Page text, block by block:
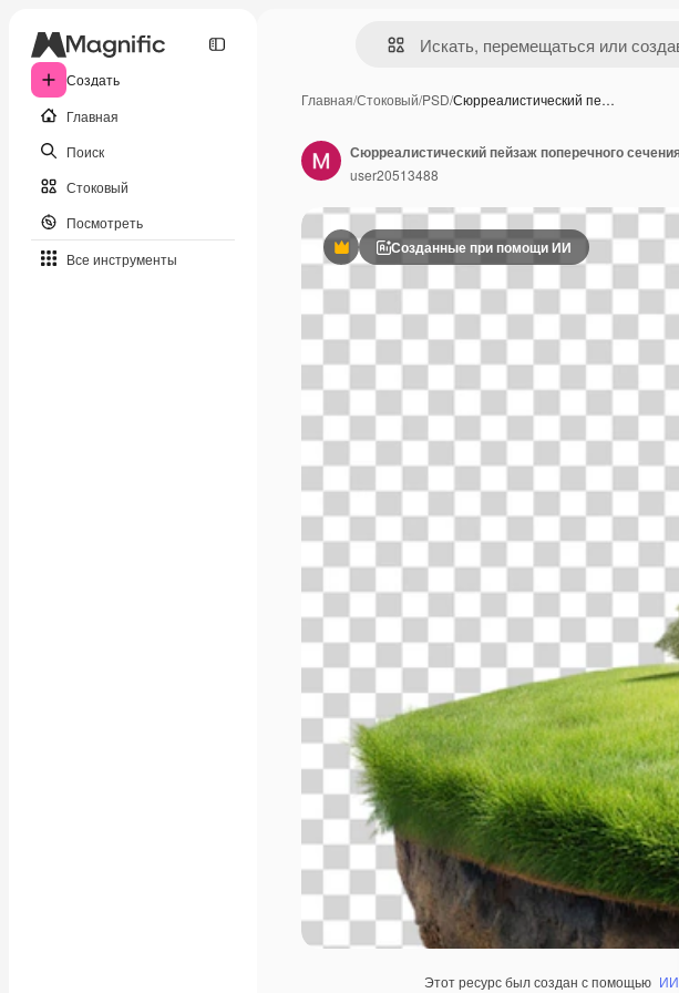
Создать
Главная
Поиск
Стоковый
Посмотреть
Все инструменты
Главная/Стоковый/PSD/Сюрреалистический пе…
ПремиумСозданные при помощи ИИ
Этот ресурс был создан с помощью ИИ
user20513488